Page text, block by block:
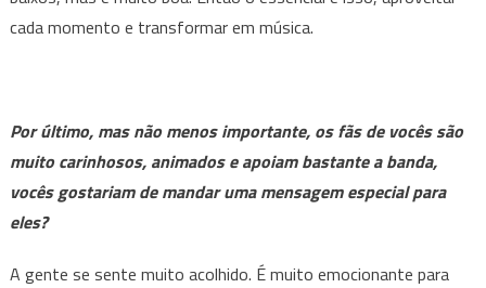
cada momento e transformar em música.
Por último, mas não menos importante, os fãs de vocês são
muito carinhosos, animados e apoiam bastante a banda,
vocês gostariam de mandar uma mensagem especial para
eles?
A gente se sente muito acolhido. É muito emocionante para